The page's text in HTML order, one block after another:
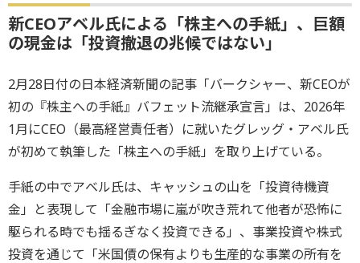
新CEOアベル氏による「株主への手紙」、巨額
の現金は「投資撤退の兆候ではない」
2月28日付の日本経済新聞の記事「バークシャー、新CEOが
初の『株主への手紙』バフェット流継承宣言」は、2026年
1月にCEO（最高経営責任者）に就いたグレッグ・アベル氏
が初めて執筆した「株主への手紙」を取り上げている。
手紙の中でアベル氏は、キャッシュの山を「投資待機資
金」と表現して「金融市場に嵐が吹き荒れて他者が恐怖に
駆られる時でも揺るぎなく投資できる」、事業投資や株式
投資を通じて「米国債の保有よりも生産的な事業の所有を